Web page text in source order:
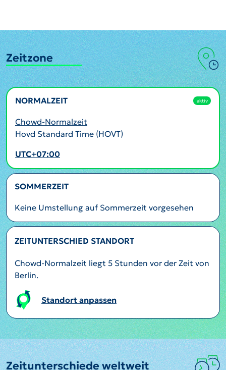
Zeitzone
NORMALZEIT aktiv
Chowd-Normalzeit
Hovd Standard Time (HOVT)
UTC+07:00
SOMMERZEIT
Keine Umstellung auf Sommerzeit vorgesehen
ZEITUNTERSCHIED STANDORT
Chowd-Normalzeit liegt 5 Stunden vor der Zeit von
Berlin.
Standort anpassen
Zeitunterschiede weltweit